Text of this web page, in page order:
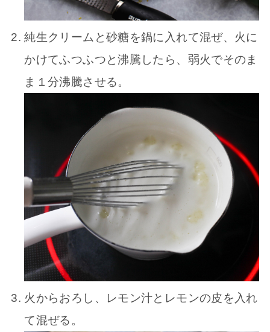
純生クリームと砂糖を鍋に入れて混ぜ、火に
かけてふつふつと沸騰したら、弱火でそのま
ま１分沸騰させる。
火からおろし、レモン汁とレモンの皮を入れ
て混ぜる。